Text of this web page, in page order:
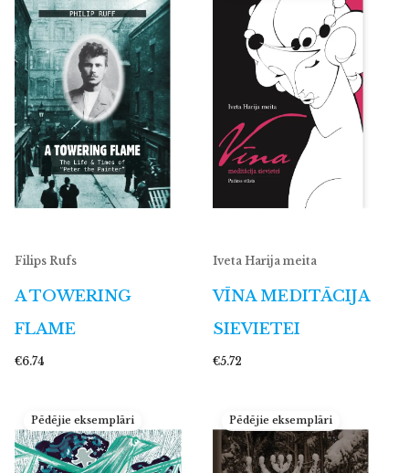
Filips Rufs
A TOWERING
FLAME
€6.74
Iveta Harija meita
VĪNA MEDITĀCIJA
SIEVIETEI
€5.72
Pēdējie eksemplāri Pēdējie eksemplāri